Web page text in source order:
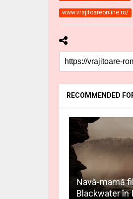
www.vrajitoareonline.ro/
RECOMMENDED
Navă-mamă
Blackwater în